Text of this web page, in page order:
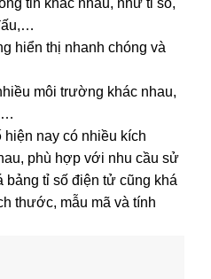
hiển thị nhanh chóng và
môi trường khác nhau,
hiện nay có nhiều kích
phù hợp với nhu cầu sử
tỉ số điện tử cũng khá
thước, mẫu mã và tính